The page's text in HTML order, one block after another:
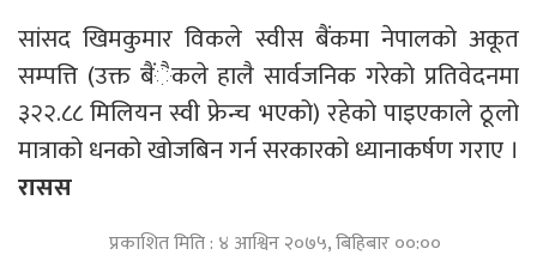
सांसद खिमकुमार विकले स्वीस बैंकमा नेपालको अकूत
सम्पत्ति (उक्त बैंैकले हालै सार्वजनिक गरेको प्रतिवेदनमा
३२२.८८ मिलियन स्वी फ्रेन्च भएको) रहेको पाइएकाले ठूलो
मात्राको धनको खोजबिन गर्न सरकारको ध्यानाकर्षण गराए ।
रासस
प्रकाशित मिति : ४ आश्विन २०७५, बिहिबार ००:००